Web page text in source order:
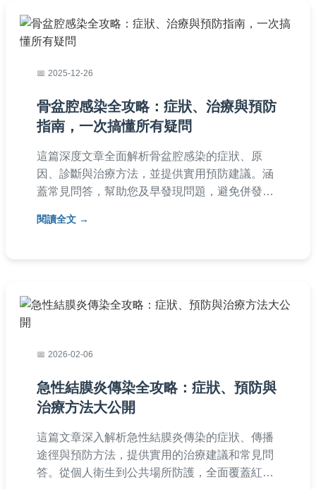
2025-12-26
骨盆腔感染全攻略：症狀、治療與預防
指南，一次搞懂所有疑問
這篇深度文章全面解析骨盆腔感染的症狀、原
因、診斷與治療方法，並提供實用預防建議。涵
蓋常見問答，幫助您及早發現問題，避免併發
決對骨盆腔感染的所有疑惑。
閱讀全文
2026-02-06
急性結膜炎傳染全攻略：症狀、預防與
治療方法大公開
這篇文章深入解析急性結膜炎傳染的症狀、傳播
途徑與預防方法，提供實用的治療建議和常見問
答。從個人衛生到公共場所防護，全面覆蓋紅眼